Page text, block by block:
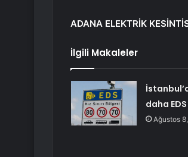
ADANA ELEKTRİK
İlgili Makaleler
daha
Ağustos